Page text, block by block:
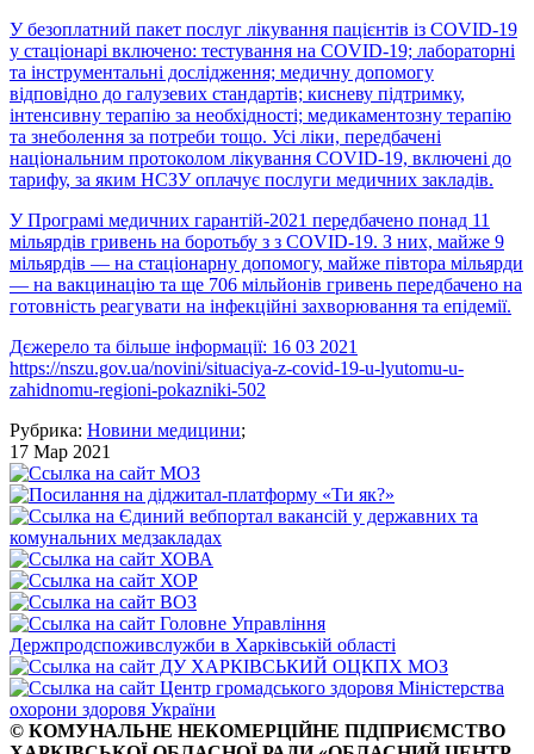
У безоплатний пакет послуг лікування пацієнтів із COVID-19
у стаціонарі включено: тестування на COVID-19; лабораторні
та інструментальні дослідження; медичну допомогу
відповідно до галузевих стандартів; кисневу підтримку,
інтенсивну терапію за необхідності; медикаментозну терапію
та знеболення за потреби тощо. Усі ліки, передбачені
національним протоколом лікування COVID-19, включені до
тарифу, за яким НСЗУ оплачує послуги медичних закладів.
У Програмі медичних гарантій-2021 передбачено понад 11
мільярдів гривень на боротьбу з з COVID-19. З них, майже 9
мільярдів — на стаціонарну допомогу, майже півтора мільярди
— на вакцинацію та ще 706 мільйонів гривень передбачено на
готовність реагувати на інфекційні захворювання та епідемії.
Дєжерело та більше інформації: 16 03 2021
https://nszu.gov.ua/novini/situaciya-z-covid-19-u-lyutomu-u-
zahidnomu-regioni-pokazniki-502
Рубрика: Новини медицини;
17 Мар 2021
© КОМУНАЛЬНЕ НЕКОМЕРЦІЙНЕ ПІДПРИЄМСТВО